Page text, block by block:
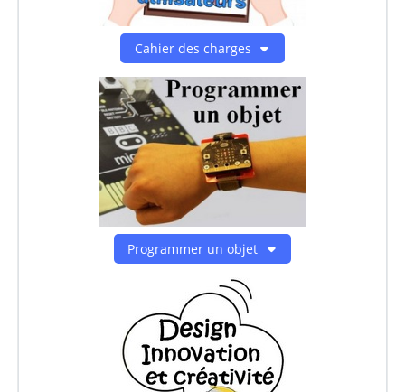
Cahier des charges
Programmer un objet